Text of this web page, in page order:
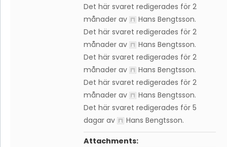
Det här svaret redigerades för 2
månader av
Hans Bengtsson.
Det här svaret redigerades för 2
månader av
Hans Bengtsson.
Det här svaret redigerades för 2
månader av
Hans Bengtsson.
Det här svaret redigerades för 2
månader av
Hans Bengtsson.
Det här svaret redigerades för 5
dagar av
Hans Bengtsson.
Attachments: